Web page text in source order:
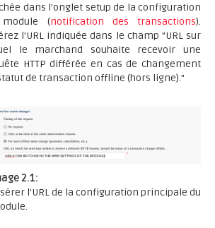
dans l'onglet setup de la configuration
(notification des transactions).
l'URL indiquée dans le champ "URL sur
le marchand souhaite recevoir une
HTTP différée en cas de changement
de transaction offline (hors ligne)."
2.1:
l'URL de la configuration principale du